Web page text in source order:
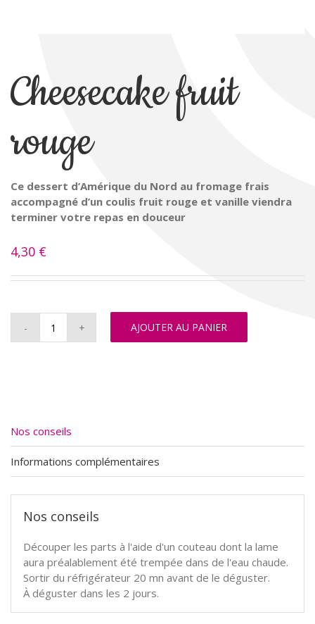
Cheesecake fruit
rouge
Ce dessert d’Amérique du Nord au fromage frais
accompagné d’un coulis fruit rouge et vanille viendra
terminer votre repas en douceur
4,30 €
quantité
AJOUTER AU PANIER
Nos conseils
Informations complémentaires
Nos conseils
Découper les parts à l'aide d'un couteau dont la lame
aura préalablement été trempée dans de l'eau chaude.
Sortir du réfrigérateur 20 mn avant de le déguster.
À déguster dans les 2 jours.